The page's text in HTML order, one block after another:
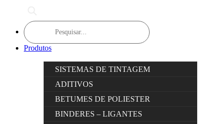
Products
search
Produtos
SISTEMAS DE TINTAGEM
ADITIVOS
BETUMES DE POLIESTER
BINDERES – LIGANTES